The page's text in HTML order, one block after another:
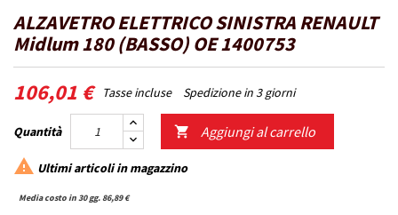
ALZAVETRO ELETTRICO SINISTRA RENAULT
Midlum 180 (BASSO) OE 1400753
106,01 € Tasse incluse Spedizione in 3 giorni
Quantità  Aggiungi al carrello
 Ultimi articoli in magazzino
Media costo in 30 gg. 86,89 €